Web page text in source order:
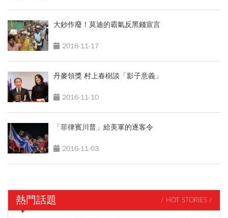
大鈔作廢！莫迪的霸氣反黑錢宣言
2016-11-17
丹麥領獎 村上春樹談「影子意義」
2016-11-10
「菲律賓川普」給美軍的逐客令
2016-11-03
熱門話題 / HOT STORIES /